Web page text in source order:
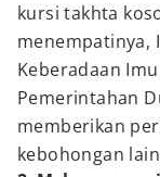
kursi takhta
menempatinya,
Keberadaan
Pemerintahan
memberikan
kebohongan